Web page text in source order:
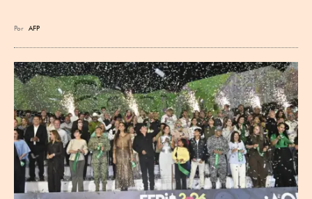
Por AFP